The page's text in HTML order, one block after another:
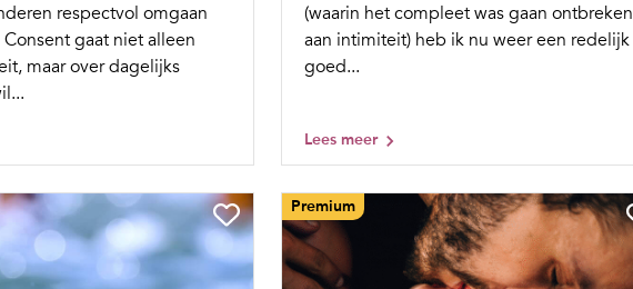
respectvol omgaan
gaat niet alleen
maar over dagelijks
(waarin het compleet was gaan ontbreken
aan intimiteit) heb ik nu weer een redelijk
goed...
Lees meer
Premium